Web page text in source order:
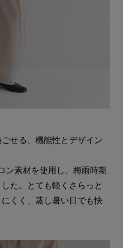
せる、機能性とデザイン
ン素材を使用し、梅雨時期
た。とても軽くさらっと
くく、蒸し暑い日でも快